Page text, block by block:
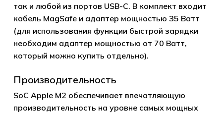
Корзина пуста.
Go to shop
так и любой из портов USB-C. В комплект входит
кабель MagSafe и адаптер мощностью 35 Ватт
(для использования функции быстрой зарядки
необходим адаптер мощностью от 70 Ватт,
который можно купить отдельно).
Производительность
SoC Apple M2 обеспечивает впечатляющую
производительность на уровне самых мощных